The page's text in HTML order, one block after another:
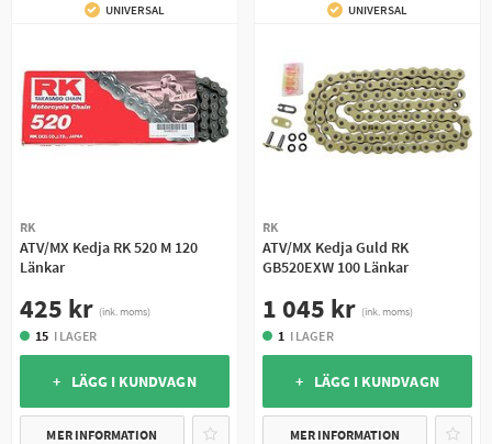
UNIVERSAL
RK
ATV/MX Kedja RK 520 M 120
Länkar
425 kr (ink. moms)
15 I LAGER
+ LÄGG I KUNDVAGN
MER INFORMATION
UNIVERSAL
RK
ATV/MX Kedja Guld RK
GB520EXW 100 Länkar
1 045 kr (ink. moms)
1 I LAGER
+ LÄGG I KUNDVAGN
MER INFORMATION